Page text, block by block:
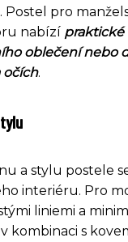
Postel pro
nabízí praktické
oblečení nebo
očích.
a stylu postele
interiéru. Pro
liniemi a
kombinaci s